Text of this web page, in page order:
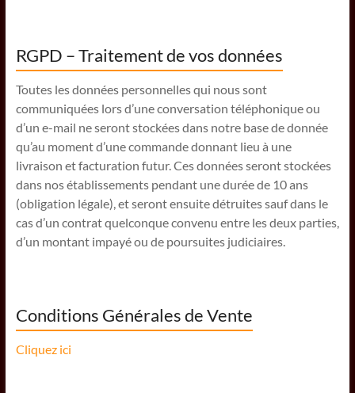
RGPD – Traitement de vos données
Toutes les données personnelles qui nous sont
communiquées lors d’une conversation téléphonique ou
d’un e-mail ne seront stockées dans notre base de donnée
qu’au moment d’une commande donnant lieu à une
livraison et facturation futur. Ces données seront stockées
dans nos établissements pendant une durée de 10 ans
(obligation légale), et seront ensuite détruites sauf dans le
cas d’un contrat quelconque convenu entre les deux parties,
d’un montant impayé ou de poursuites judiciaires.
Conditions Générales de Vente
Cliquez ici